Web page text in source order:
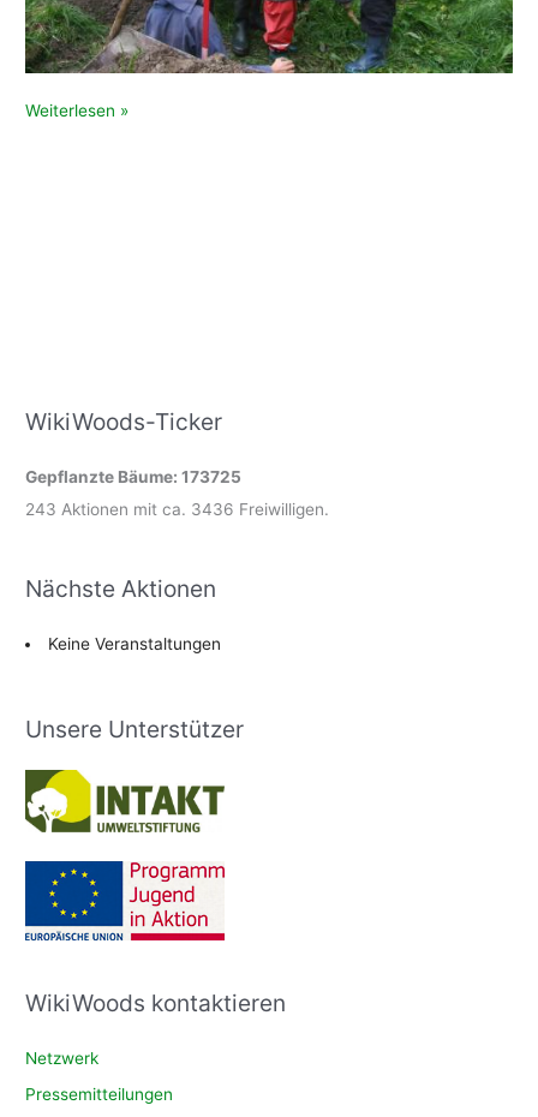
Erste
Weiterlesen »
WikiWoods-Ticker
Gepflanzte Bäume: 173725
243 Aktionen mit ca. 3436 Freiwilligen.
Nächste Aktionen
Keine Veranstaltungen
Unsere Unterstützer
WikiWoods kontaktieren
Netzwerk
Pressemitteilungen